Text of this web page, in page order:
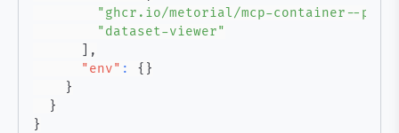
"ghcr.io/metorial/mcp-container--
"dataset-viewer"
,
"env" : { }
}
}
}